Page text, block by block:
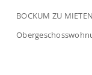
BOCKUM ZU